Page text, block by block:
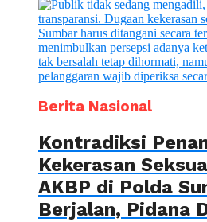
Berita Nasional
Kontradiksi
Kekerasan
AKBP di Polda
Berjalan, Pidana